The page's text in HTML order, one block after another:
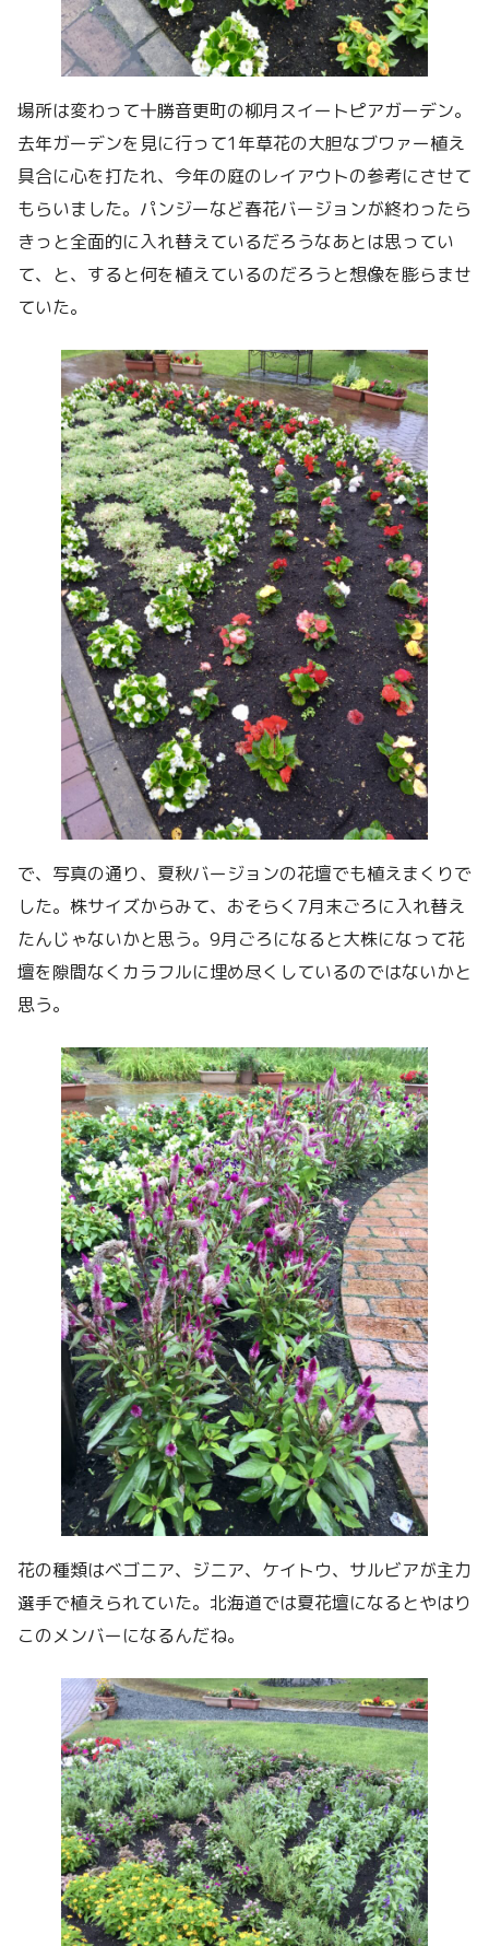
場所は変わって十勝音更町の柳月スイートピアガーデン。
去年ガーデンを見に行って1年草花の大胆なブワァー植え
具合に心を打たれ、今年の庭のレイアウトの参考にさせて
もらいました。パンジーなど春花バージョンが終わったら
きっと全面的に入れ替えているだろうなあとは思ってい
て、と、すると何を植えているのだろうと想像を膨らませ
ていた。
で、写真の通り、夏秋バージョンの花壇でも植えまくりで
した。株サイズからみて、おそらく7月末ごろに入れ替え
たんじゃないかと思う。9月ごろになると大株になって花
壇を隙間なくカラフルに埋め尽くしているのではないかと
思う。
花の種類はベゴニア、ジニア、ケイトウ、サルビアが主力
選手で植えられていた。北海道では夏花壇になるとやはり
このメンバーになるんだね。